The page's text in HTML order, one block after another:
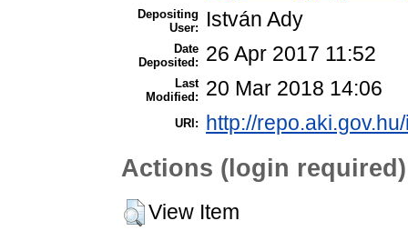
Depositing
User:
István Ady
Date
Deposited:
26 Apr 2017 11:52
Last
Modified:
20 Mar 2018 14:06
URI: http://
Actions (login required)
View Item